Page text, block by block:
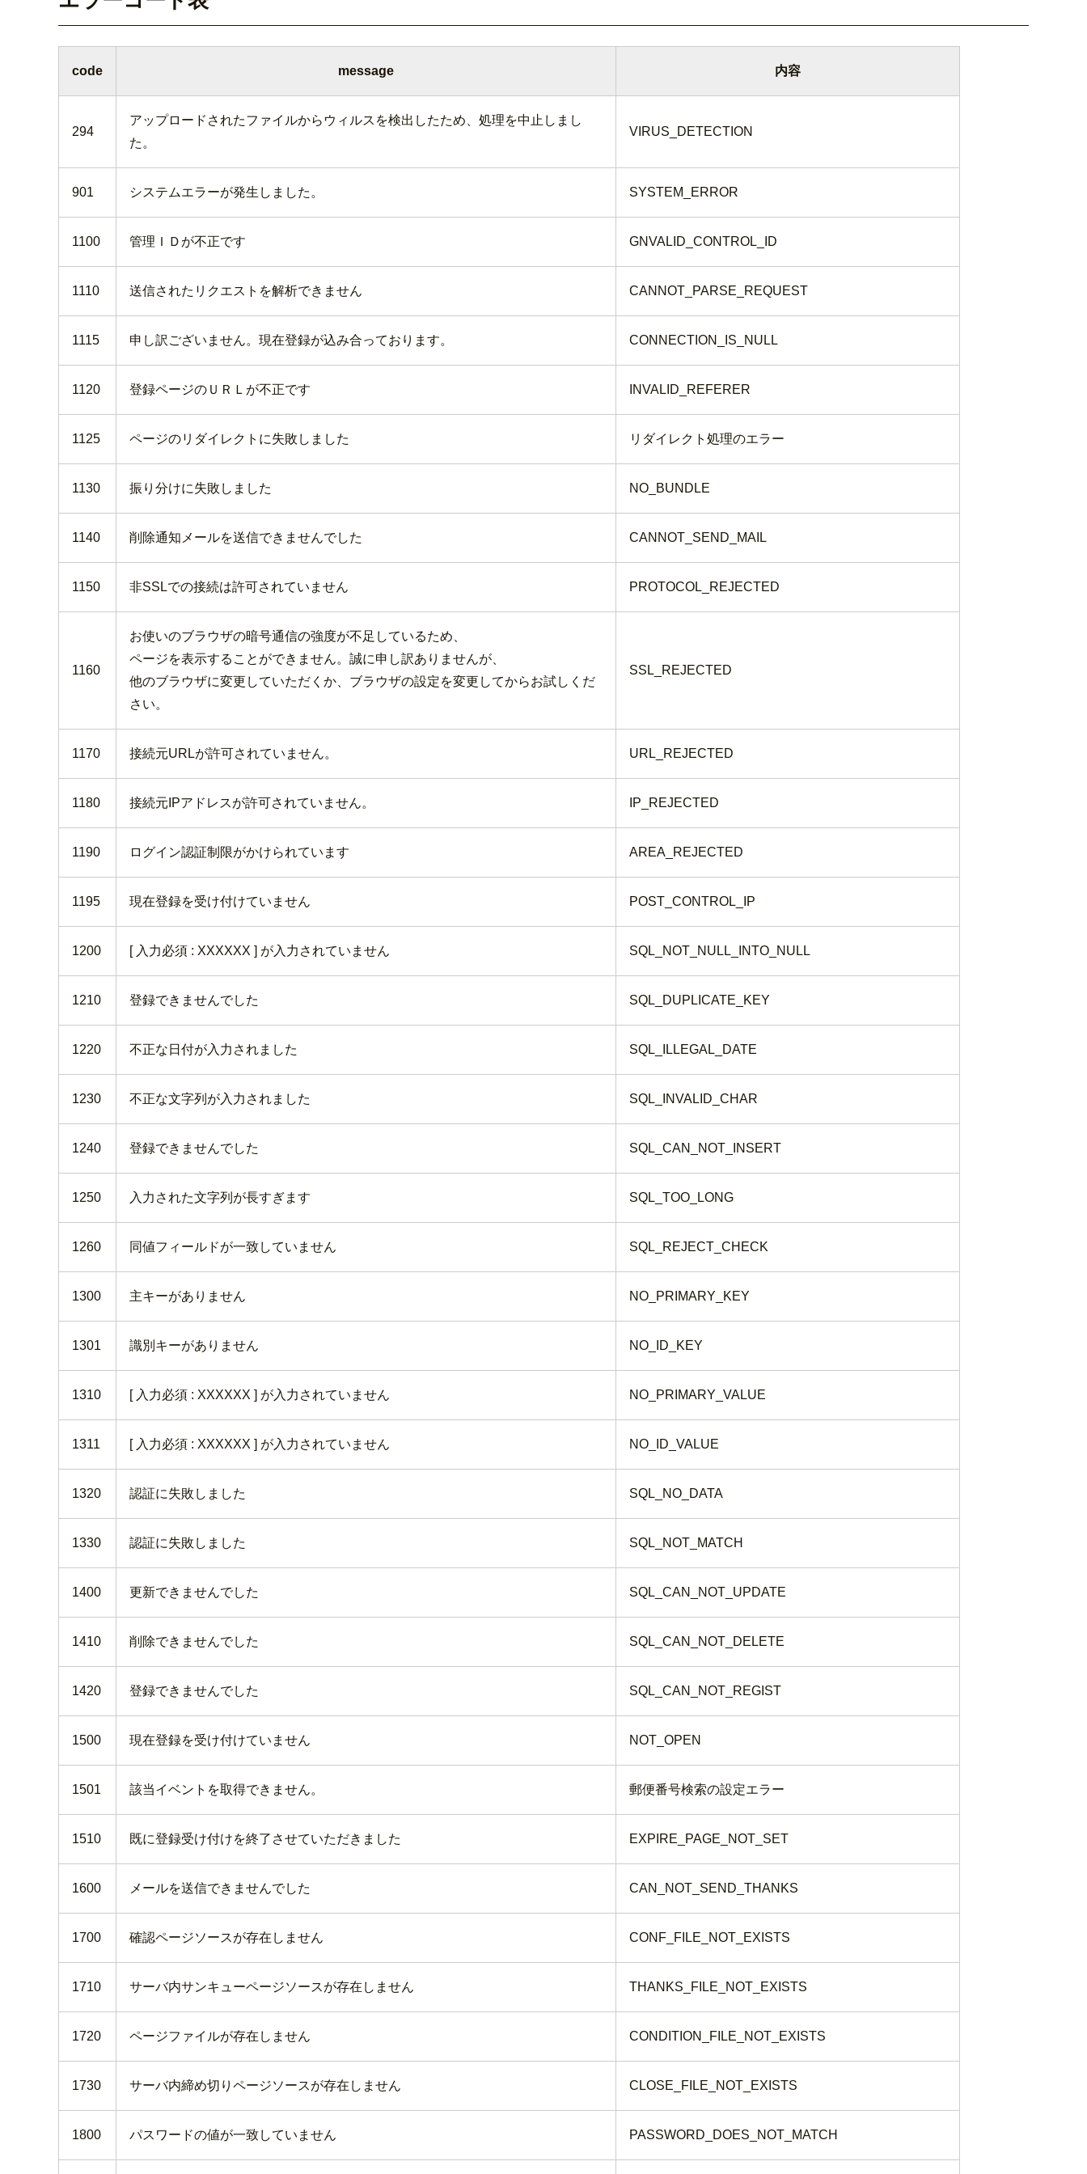
code message 内容
294
アップロードされたファイルからウィルスを検出したため、処理を中止しまし
た。
VIRUS_DETECTION
901 システムエラーが発生しました。 SYSTEM_ERROR
1100 管理ＩＤが不正です GNVALID_CONTROL_ID
1110 送信されたリクエストを解析できません CANNOT_PARSE_REQUEST
1115 申し訳ございません。現在登録が込み合っております。 CONNECTION_IS_NULL
1120 登録ページのＵＲＬが不正です INVALID_REFERER
1125 ページのリダイレクトに失敗しました リダイレクト処理のエラー
1130 振り分けに失敗しました NO_BUNDLE
1140 削除通知メールを送信できませんでした CANNOT_SEND_MAIL
1150 非SSLでの接続は許可されていません PROTOCOL_REJECTED
1160
お使いのブラウザの暗号通信の強度が不足しているため、
ページを表示することができません。誠に申し訳ありませんが、
他のブラウザに変更していただくか、ブラウザの設定を変更してからお試しくだ
さい。
SSL_REJECTED
1170 接続元URLが許可されていません。 URL_REJECTED
1180 接続元IPアドレスが許可されていません。 IP_REJECTED
1190 ログイン認証制限がかけられています AREA_REJECTED
1195 現在登録を受け付けていません POST_CONTROL_IP
1200 [ 入力必須 : XXXXXX ] が入力されていません SQL_NOT_NULL_INTO_NULL
1210 登録できませんでした SQL_DUPLICATE_KEY
1220 不正な日付が入力されました SQL_ILLEGAL_DATE
1230 不正な文字列が入力されました SQL_INVALID_CHAR
1240 登録できませんでした SQL_CAN_NOT_INSERT
1250 入力された文字列が長すぎます SQL_TOO_LONG
1260 同値フィールドが一致していません SQL_REJECT_CHECK
1300 主キーがありません NO_PRIMARY_KEY
1301 識別キーがありません NO_ID_KEY
1310 [ 入力必須 : XXXXXX ] が入力されていません NO_PRIMARY_VALUE
1311 [ 入力必須 : XXXXXX ] が入力されていません NO_ID_VALUE
1320 認証に失敗しました SQL_NO_DATA
1330 認証に失敗しました SQL_NOT_MATCH
1400 更新できませんでした SQL_CAN_NOT_UPDATE
1410 削除できませんでした SQL_CAN_NOT_DELETE
1420 登録できませんでした SQL_CAN_NOT_REGIST
1500 現在登録を受け付けていません NOT_OPEN
1501 該当イベントを取得できません。 郵便番号検索の設定エラー
1510 既に登録受け付けを終了させていただきました EXPIRE_PAGE_NOT_SET
1600 メールを送信できませんでした CAN_NOT_SEND_THANKS
1700 確認ページソースが存在しません CONF_FILE_NOT_EXISTS
1710 サーバ内サンキューページソースが存在しません THANKS_FILE_NOT_EXISTS
1720 ページファイルが存在しません CONDITION_FILE_NOT_EXISTS
1730 サーバ内締め切りページソースが存在しません CLOSE_FILE_NOT_EXISTS
1800 パスワードの値が一致していません PASSWORD_DOES_NOT_MATCH